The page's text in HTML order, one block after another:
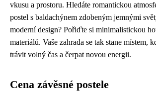
vkusu a prostoru. Hledáte romantickou
postel s baldachýnem zdobeným jemnými
moderní design? Pořiďte si minimalistickou
materiálů. Vaše zahrada se tak stane místem,
trávit volný čas a čerpat novou energii.
Cena závěsné postele